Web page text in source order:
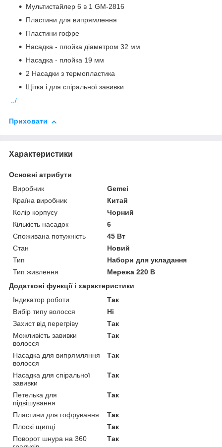
Мультистайлер 6 в 1 GM-2816
Пластини для випрямлення
Пластини гофре
Насадка - плойка діаметром 32 мм
Насадка - плойка 19 мм
2 Насадки з термопластика
Щітка і для спіральної завивки
../
Приховати
Характеристики
Основні атрибути
Виробник
Gemei
Країна виробник
Китай
Колір корпусу
Чорний
Кількість насадок
6
Споживана потужність
45 Вт
Стан
Новий
Тип
Набори для укладання
Тип живлення
Мережа 220 В
Додаткові функції і характеристики
Індикатор роботи
Так
Вибір типу волосся
Ні
Захист від перегріву
Так
Можливість завивки
волосся
Так
Насадка для випрямляння
волосся
Так
Насадка для спіральної
завивки
Так
Петелька для
підвішування
Так
Пластини для гофрування
Так
Плоскі щипці
Так
Поворот шнура на 360
Так